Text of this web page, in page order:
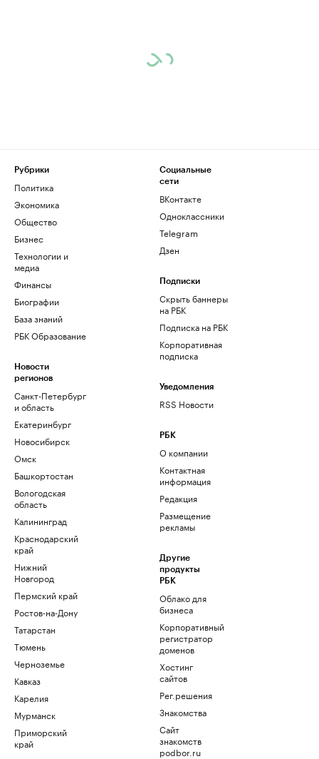
Рубрики
Политика
Экономика
Общество
Бизнес
Технологии и
медиа
Финансы
Биографии
База знаний
РБК Образование
Новости
регионов
Санкт-Петербург
и область
Екатеринбург
Новосибирск
Омск
Башкортостан
Вологодская
область
Калининград
Краснодарский
край
Нижний
Новгород
Пермский край
Ростов-на-Дону
Татарстан
Тюмень
Черноземье
Кавказ
Карелия
Мурманск
Приморский
край
Социальные
сети
ВКонтакте
Одноклассники
Telegram
Дзен
Подписки
Скрыть баннеры
на РБК
Подписка на РБК
Корпоративная
подписка
Уведомления
RSS Новости
РБК
О компании
Контактная
информация
Редакция
Размещение
рекламы
Другие
продукты
РБК
Облако для
бизнеса
Корпоративный
регистратор
доменов
Хостинг
сайтов
Рег.решения
Знакомства
Сайт
знакомств
podbor.ru